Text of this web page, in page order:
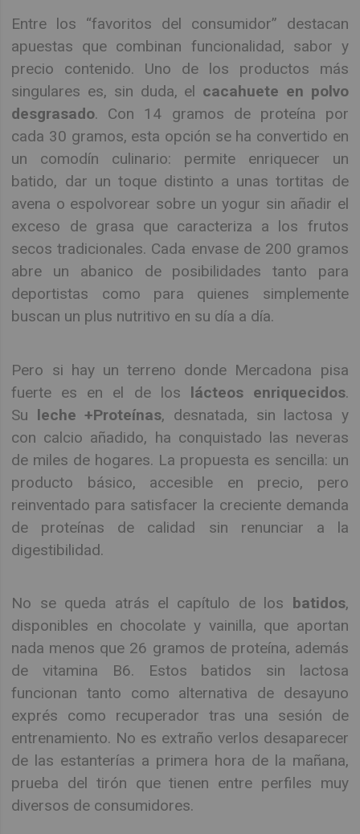
Entre los “favoritos del consumidor” destacan
apuestas que combinan funcionalidad, sabor y
precio contenido. Uno de los productos más
singulares es, sin duda, el cacahuete en polvo
desgrasado. Con 14 gramos de proteína por
cada 30 gramos, esta opción se ha convertido en
un comodín culinario: permite enriquecer un
batido, dar un toque distinto a unas tortitas de
avena o espolvorear sobre un yogur sin añadir el
exceso de grasa que caracteriza a los frutos
secos tradicionales. Cada envase de 200 gramos
abre un abanico de posibilidades tanto para
deportistas como para quienes simplemente
buscan un plus nutritivo en su día a día.
Pero si hay un terreno donde Mercadona pisa
fuerte es en el de los lácteos enriquecidos.
Su leche +Proteínas, desnatada, sin lactosa y
con calcio añadido, ha conquistado las neveras
de miles de hogares. La propuesta es sencilla: un
producto básico, accesible en precio, pero
reinventado para satisfacer la creciente demanda
de proteínas de calidad sin renunciar a la
digestibilidad.
No se queda atrás el capítulo de los batidos,
disponibles en chocolate y vainilla, que aportan
nada menos que 26 gramos de proteína, además
de vitamina B6. Estos batidos sin lactosa
funcionan tanto como alternativa de desayuno
exprés como recuperador tras una sesión de
entrenamiento. No es extraño verlos desaparecer
de las estanterías a primera hora de la mañana,
prueba del tirón que tienen entre perfiles muy
diversos de consumidores.